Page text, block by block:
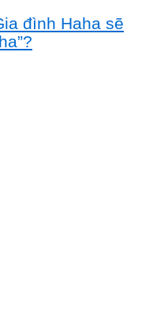
đình Haha sẽ